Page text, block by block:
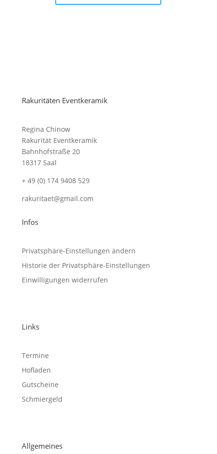
Rakuritäten Eventkeramik
Regina Chinow
Rakurität Eventkeramik
Bahnhofstraße 20
18317 Saal
+ 49 (0) 174 9408 529
rakuritaet@gmail.com
Infos
Privatsphäre-Einstellungen ändern
Historie der Privatsphäre-Einstellungen
Einwilligungen widerrufen
Links
Termine
Hofladen
Gutscheine
Schmiergeld
Allgemeines